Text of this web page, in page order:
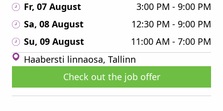
Fr, 07 August
3:00 PM - 9:00 PM
Sa, 08 August
12:30 PM - 9:00 PM
Su, 09 August
11:00 AM - 7:00 PM
Haabersti linnaosa, Tallinn
Check out the job offer